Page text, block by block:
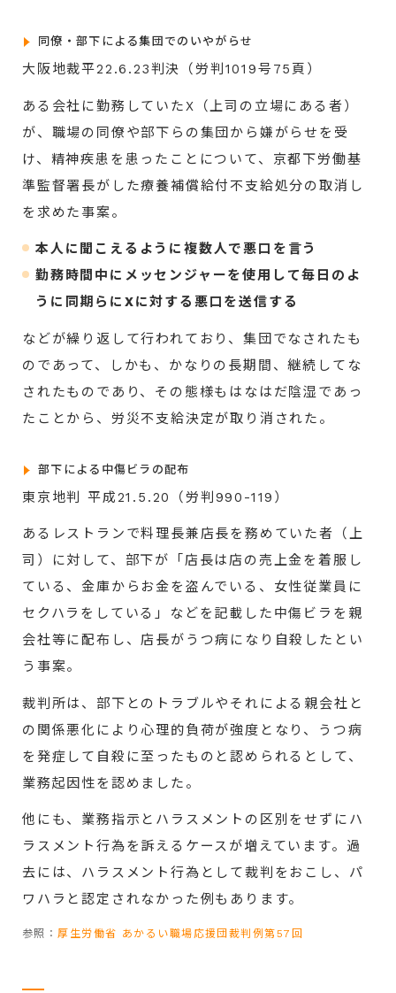
同僚・部下による集団でのいやがらせ
大阪地裁平22.6.23判決（労判1019号75頁）
ある会社に勤務していたX（上司の立場にある者）
が、職場の同僚や部下らの集団から嫌がらせを受
け、精神疾患を患ったことについて、京都下労働基
準監督署長がした療養補償給付不支給処分の取消し
を求めた事案。
本人に聞こえるように複数人で悪口を言う
勤務時間中にメッセンジャーを使用して毎日のよ
うに同期らにXに対する悪口を送信する
などが繰り返して行われており、集団でなされたも
のであって、しかも、かなりの長期間、継続してな
されたものであり、その態様もはなはだ陰湿であっ
たことから、労災不支給決定が取り消された。
部下による中傷ビラの配布
東京地判 平成21.5.20（労判990-119）
あるレストランで料理長兼店長を務めていた者（上
司）に対して、部下が「店長は店の売上金を着服し
ている、金庫からお金を盗んでいる、女性従業員に
セクハラをしている」などを記載した中傷ビラを親
会社等に配布し、店長がうつ病になり自殺したとい
う事案。
裁判所は、部下とのトラブルやそれによる親会社と
の関係悪化により心理的負荷が強度となり、うつ病
を発症して自殺に至ったものと認められるとして、
業務起因性を認めました。
他にも、業務指示とハラスメントの区別をせずにハ
ラスメント行為を訴えるケースが増えています。過
去には、ハラスメント行為として裁判をおこし、パ
ワハラと認定されなかった例もあります。
参照：厚生労働省 あかるい職場応援団裁判例第57回